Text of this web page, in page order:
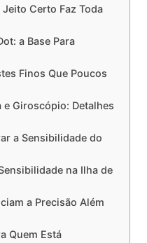
Certo Faz Toda
a Base Para
Finos Que Poucos
Giroscópio: Detalhes
a Sensibilidade do
na Ilha de
a Precisão Além
Quem Está